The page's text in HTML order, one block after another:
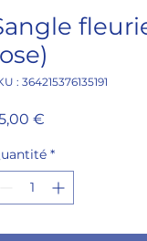
: 364215376135191
€
*